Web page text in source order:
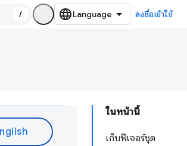
/ ลงชื่อเข้าใช้
ในหน้านี้
เก็บฟีเจอร์ชุด